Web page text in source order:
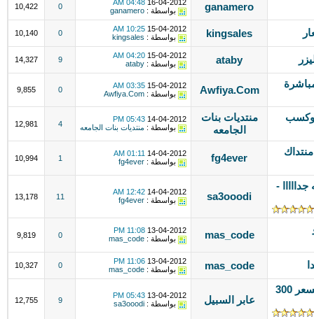
ganamero
16-04-2012
04:48 AM
بواسطة : ganamero
0
10,422
kingsales
15-04-2012
10:25 AM
بواسطة : kingsales
0
10,140
ataby
15-04-2012
04:20 AM
بواسطة : ataby
9
14,327
Awfiya.Com
15-04-2012
03:35 AM
بواسطة : Awfiya.Com
0
9,855
وكسب
منتديات بنات
الجامعه
14-04-2012
05:43 PM
بواسطة : منتديات بنات الجامعه 4
12,981
fg4ever
14-04-2012
01:11 AM
بواسطة : fg4ever
1
10,994
جدااااا -
sa3ooodi
14-04-2012
12:42 AM
بواسطة : fg4ever
11
13,178
mas_code
13-04-2012
11:08 PM
بواسطة : mas_code
0
9,819
mas_code
13-04-2012
11:06 PM
بواسطة : mas_code
0
10,327
فتحه اجبارية لشات تضمن 6 رومات بسعر 300
عابر السبيل
13-04-2012
05:43 PM
بواسطة : sa3ooodi
9
12,755